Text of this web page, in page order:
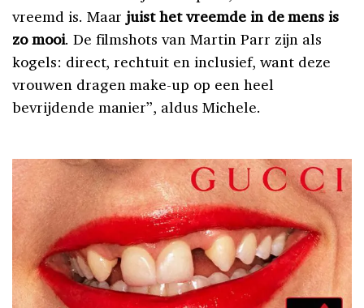
vreemd is. Maar juist het vreemde in de mens is
zo mooi. De filmshots van Martin Parr zijn als
kogels: direct, rechtuit en inclusief, want deze
vrouwen dragen make-up op een heel
bevrijdende manier”, aldus Michele.